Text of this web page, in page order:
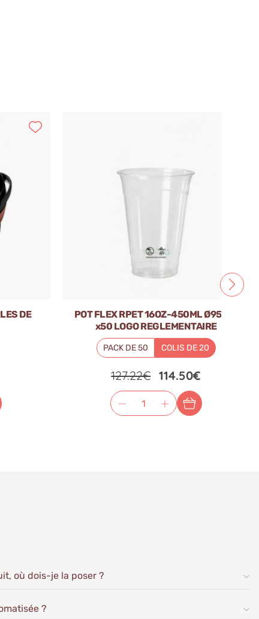
DE
POT FLEX RPET 16OZ-450ML Ø95 MM
x50 LOGO REGLEMENTAIRE
FRANCAIS
PACK DE 50 COLIS DE 20
127.22€ 114.50€
où dois-je la poser ?
?